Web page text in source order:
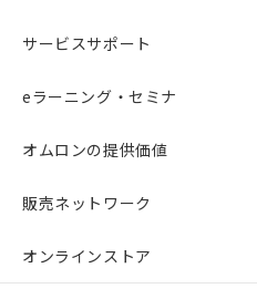
サービスサポート
eラーニング・セミナ
オムロンの提供価値
販売ネットワーク
オンラインストア